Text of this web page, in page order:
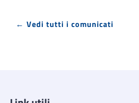
← Vedi tutti i comunicati